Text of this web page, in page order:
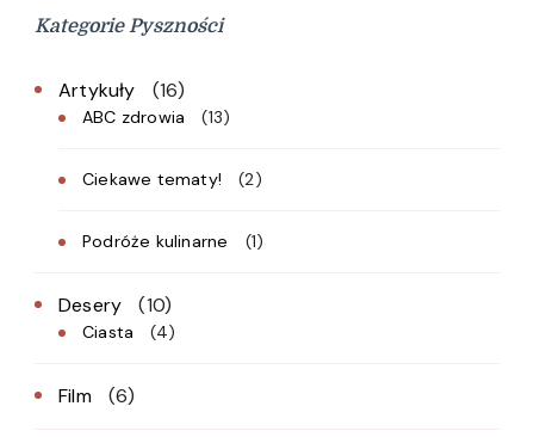
Kategorie Pyszności
Artykuły (16)
ABC zdrowia (13)
Ciekawe tematy! (2)
Podróże kulinarne (1)
Desery (10)
Ciasta (4)
Film (6)